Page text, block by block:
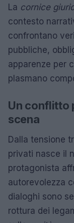
La cornice
contesto
confrontano
pubbliche,
apparenze per
plasmano
Un conflitto
scena
Dalla tensione
privati nasce il
protagonista
autorevolezza
dialoghi sono
rottura dei